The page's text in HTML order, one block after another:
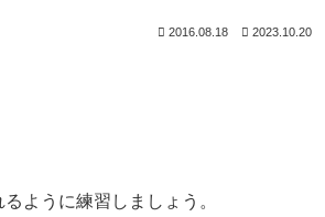
2016.08.18 2023.10.20
ように練習しましょう。